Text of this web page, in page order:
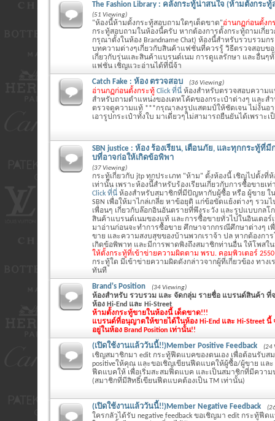
The Fashion Library : คลังกระทู้น่าสนใจ (ห้ามตั้งกระ
(51 Viewing)
"ห้องนี้ห้ามตั้งกระทู้สอบถามใดๆเด็ดขาด"อ่านกฏก่อนตั้งก
กระทู้สอบถามในห้องนี้ครับ หากต้องการตั้งกระทู้ถามเกี่ย
กรุณาตั้งในห้อง Brandname Chat) ห้องนี้สำหรับรวบรวมก
บทความต่างๆเกี่ยวกับสินค้าแฟชั่นที่ควรรู้ วิธีตรวจสอบข
เกี่ยวกับรุ่นและสินค้าแบรนด์เนม การดูแลรักษา และอื่นๆ
แฟชั่น เชิญแวะอ่านได้ที่นี่จ้า
Catch Fake : ห้อง ตรวจสอบ (36 Viewing)
อ่านกฏก่อนตั้งกระทู้ Click ที่นี่ ห้องสำหรับตรวจสอบความ
สำหรับถามตำแหน่งของเดทโค้ดของกระเป๋าต่างๆ และสำ
ตรวจดูความแท้ ***กรุณาลงรูปแสตมป์ให้ชัดเจน ไม่งั้นอ
เอารูปกระเป๋าทั้งใบ มาเดี่ยวๆไม่สามารถยืนยันได้เพราะ
SBN justice : ห้อง ร้องเรียน, เตือนภัย, และทุกกระทู้ที่
บที่อาจก่อให้เกิดข้อพิพา
(37 Viewing)
กระทู้เกี่ยวกับ jtp ทุกประเภท "ห้าม" ตั้งห้องนี้ เชิญไปตั้งที่ห้อ
เท่านั้น เพราะห้องนี้สำหรับร้องเรียนเกี่ยวกับการซื้อขายเท่
Click ที่นี่ ห้องสำหรับสมาชิกที่มีปัญหากับผู้ซื้อ หรือ ผู้ขาย ใ
SBN เพื่อให้มาไกล่เกลี่ย หาข้อยุติ แก่ข้อขัดแย้งต่างๆ รวม
เพื่อนๆ เกี่ยวกับล๊อกอินอันตรายที่พึงระวัง และรูปแบบกลโ
สินค้าแบรนด์เนมของแท้ และการซื้อขายทั่วไปในอินเตอร์
มาอ่านก่อนจะทำการซื้อขาย ศึกษาจากกรณีศึกษาต่างๆ เ
ขาย และความสงบสุขของบ้านพวกเราจ้า ปล หากต้องกา
เกิดข้อพิพาท และมีการพาดพิงถึงสมาชิกท่านอื่น ให้โพสใ
ให้ตั้งกระทู้ที่เข้าข่ายความผิดตาม พรบ. คอมพิวเตอร์
กระทู้ใด มีเข้าข่ายความผิดดังกล่าวจากผู้ที่เกี่ยวข้อง ทาง
ทันที
Brand's Position (34 Viewing)
ห้องสำหรับ รวบรวม และ จัดกลุ่ม รายชื่อ แบรนด์สินค้า ที่
ห้อง Hi-End และ Hi-Street
ห้ามตั้งกระทู้ขายในห้องนี้ เด็ดขาด!!!
แบรนด์ที่อนุญาตให้ขายได้ในห้อง Hi-End และ Hi-Street
อยู่ในห้อง Brand Position เท่านั้น!!
(เปิดใช้งานแล้ววันนี้!!)Member Positive Feedback (24
เชิญสมาชิกมา edit กระทู้ฟีดแบคของตนเอง เพื่อต้อนรับส
positiveให้คุณ และขอเชิญเขียนฟีดแบคให้ผู้ซื้อ/ผู้ขาย แล
ฟีดแบคให้ เพื่อเริ่มสะสมฟีดแบค และเป็นสมาชิกที่มีความ
(สมาชิกที่มีสิทธิ์เขียนฟีดแบคต้องเป็น TM เท่านั้น)
(เปิดใช้งานแล้ววันนี้!!)Member Negative Feedback
ใครกลัวได้รับ negative feedback ขอเชิญมา edit กระทู้ฟีด